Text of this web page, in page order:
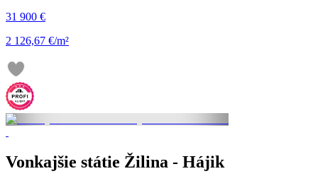
31 900 €
2 126,67 €/m²
Vonkajšie státie Žilina - Hájik